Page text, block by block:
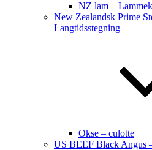
NZ lam –
New Zealandsk Prime
Langtidsstegning
Okse – culotte
US BEEF Black Angus